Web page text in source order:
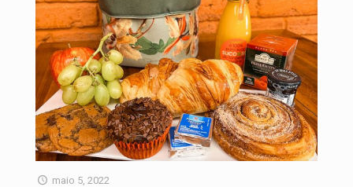
maio 5, 2022